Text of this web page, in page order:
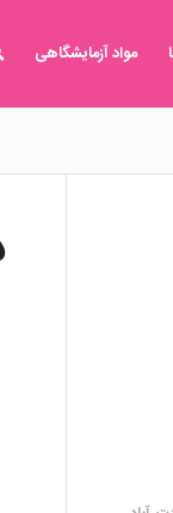
مواد آزمایشگاهی